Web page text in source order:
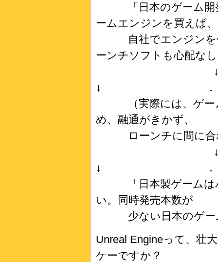
「日本のゲーム開発
ームエンジンを買えば、
自社でエンジンを作
ーンチソフトも心配な
↓ ↓
（実際には、ゲーム
め、融通がきかず、
ローンチに間に合
↓ ↓
「日本製ゲームはハ
い。同時発売本数が
少ない日本のゲーム
Unreal Engineって、壮
ケーですか？